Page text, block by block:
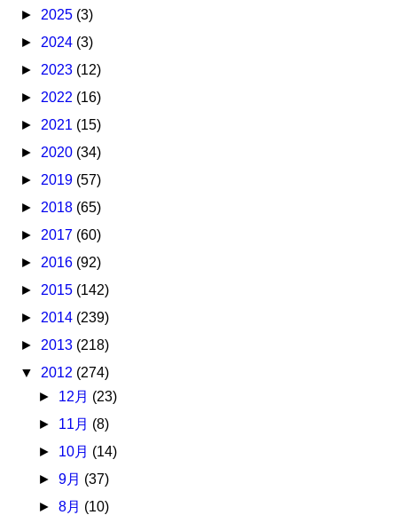
► 2025 (3)
► 2024 (3)
► 2023 (12)
► 2022 (16)
► 2021 (15)
► 2020 (34)
► 2019 (57)
► 2018 (65)
► 2017 (60)
► 2016 (92)
► 2015 (142)
► 2014 (239)
► 2013 (218)
▼ 2012 (274)
► 12月 (23)
► 11月 (8)
► 10月 (14)
► 9月 (37)
► 8月 (10)